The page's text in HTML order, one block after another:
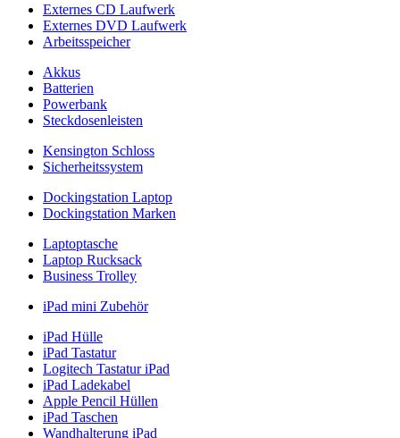
Externes CD Laufwerk
Externes DVD Laufwerk
Arbeitsspeicher
Akkus
Batterien
Powerbank
Steckdosenleisten
Kensington Schloss
Sicherheitssystem
Dockingstation Laptop
Dockingstation Marken
Laptoptasche
Laptop Rucksack
Business Trolley
iPad mini Zubehör
iPad Hülle
iPad Tastatur
Logitech Tastatur iPad
iPad Ladekabel
Apple Pencil Hüllen
iPad Taschen
Wandhalterung iPad